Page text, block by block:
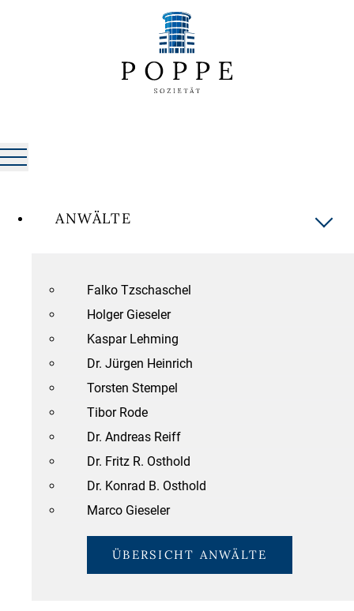
ANWÄLTE
Falko Tzschaschel
Holger Gieseler
Kaspar Lehming
Dr. Jürgen Heinrich
Torsten Stempel
Tibor Rode
Dr. Andreas Reiff
Dr. Fritz R. Osthold
Dr. Konrad B. Osthold
Marco Gieseler
ÜBERSICHT ANWÄLTE